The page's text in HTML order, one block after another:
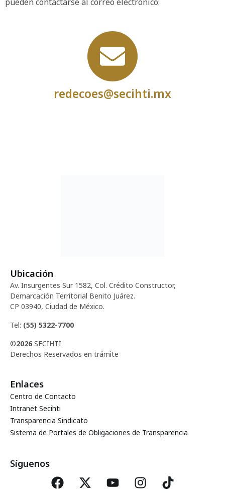
redecoes@secihti.mx
Ubicación
Av. Insurgentes Sur 1582, Col. Crédito Constructor,
Demarcación Territorial Benito Juárez.
CP 03940, Ciudad de México.
Tel: (55) 5322-7700
©2026 SECIHTI
Derechos Reservados en trámite
Enlaces
Centro de Contacto
Intranet Secihti
Transparencia Sindicato
Sistema de Portales de Obligaciones de Transparencia
Síguenos